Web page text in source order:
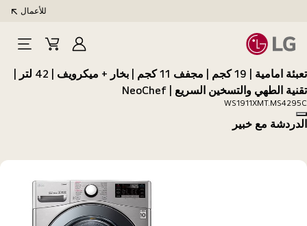
للأعمال
تسجيل
الدخول
Cart
Open
Menuتعبئة امامية | 19 كجم | مجفف 11 كجم | بخار + ميكرويف | 42 لتر |
تقنية الطهي والتسخين السريع | NeoChef
WS1911XMT.MS4295C
Copy model name
الدردشة مع خبير